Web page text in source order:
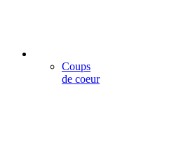
Coups
de coeur